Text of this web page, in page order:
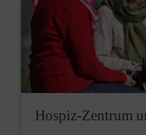
Hospiz-Zentrum